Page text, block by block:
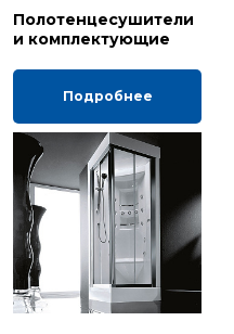
Полотенцесушители
и комплектующие
Подробнее